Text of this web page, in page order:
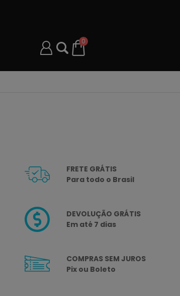
0
FRETE GRÁTIS
Para todo o Brasil
DEVOLUÇÃO GRÁTIS
Em até 7 dias
COMPRAS SEM JUROS
Pix ou Boleto